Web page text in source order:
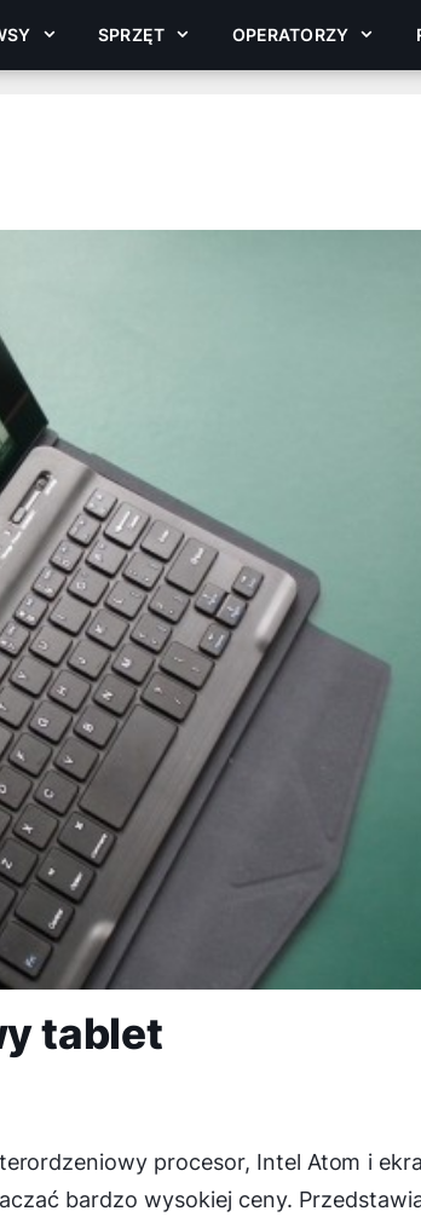
SPRZĘT OPERATORZY
tablet
procesor, Intel Atom i
bardzo wysokiej ceny.